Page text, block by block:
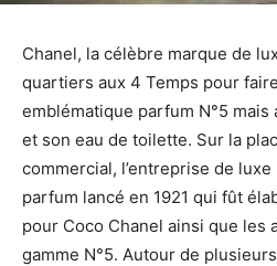
Chanel, la célèbre marque de
quartiers aux 4 Temps pour
emblématique parfum N°5 mais
et son eau de toilette. Sur la
commercial, l’entreprise de
parfum lancé en 1921 qui fût
pour Coco Chanel ainsi que les
gamme N°5. Autour de